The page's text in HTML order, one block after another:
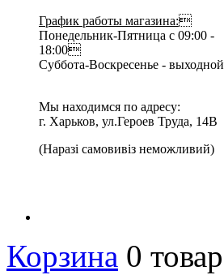
График работы магазина:
Понедельник-Пятница с 09:00 -
18:00
Суббота-Воскресенье - выходной
Мы находимся по адресу:
г. Харьков, ул.Героев Труда, 14В
(Наразі самовивіз неможливий)
Корзина 0 товар